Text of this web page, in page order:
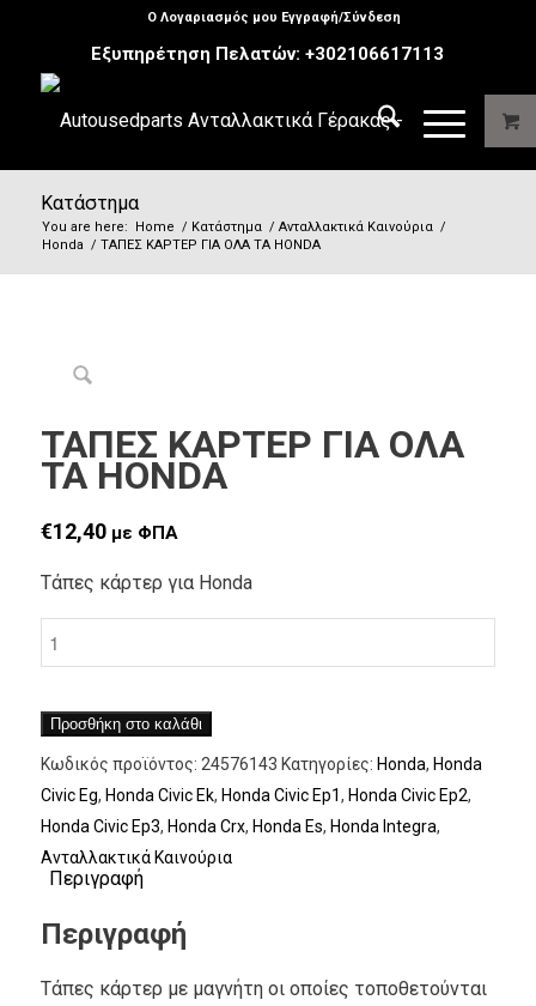
Ο Λογαριασμός μου Εγγραφή/Σύνδεση
Εξυπηρέτηση Πελατών:+302106617113
Κατάστημα
You are here: Home / Κατάστημα / Ανταλλακτικά Καινούρια /
Honda / ΤΑΠΕΣ ΚΑΡΤΕΡ ΓΙΑ ΟΛΑ ΤΑ HONDA
ΤΑΠΕΣ ΚΑΡΤΕΡ ΓΙΑ ΟΛΑ
ΤΑ HONDA
€12,40 με ΦΠΑ
Τάπες κάρτερ για Honda
Προσθήκη στο καλάθι
Κωδικός προϊόντος: 24576143 Κατηγορίες: Honda, Honda
Civic Eg, Honda Civic Ek, Honda Civic Ep1, Honda Civic Ep2,
Honda Civic Ep3, Honda Crx, Honda Es, Honda Integra,
Ανταλλακτικά Καινούρια
Περιγραφή
Περιγραφή
Τάπες κάρτερ με μαγνήτη οι οποίες τοποθετούνται